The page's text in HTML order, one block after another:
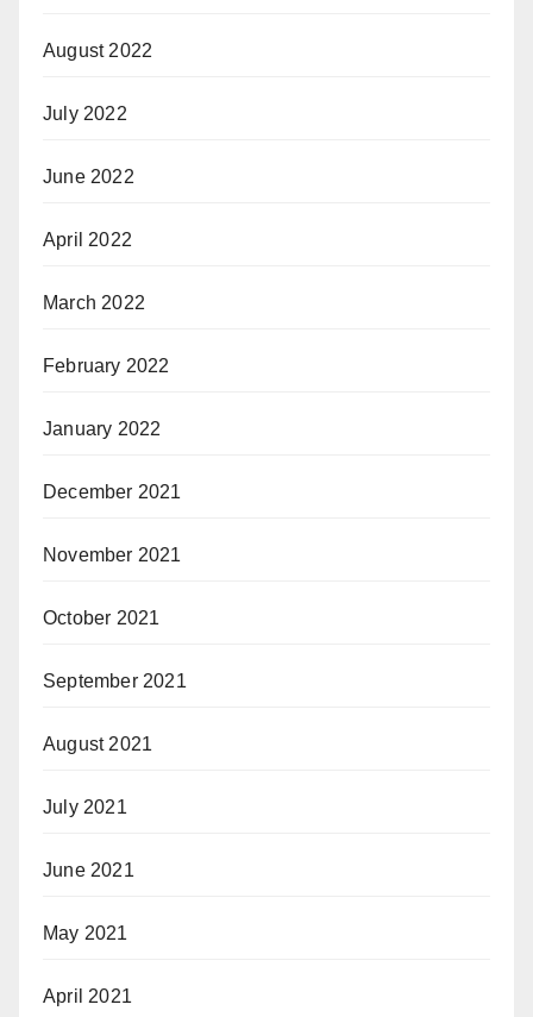
August 2022
July 2022
June 2022
April 2022
March 2022
February 2022
January 2022
December 2021
November 2021
October 2021
September 2021
August 2021
July 2021
June 2021
May 2021
April 2021